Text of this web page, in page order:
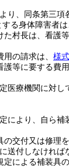
り、同条第三
る身体障害者は
村長は、看護
の請求は、 様
護等に要する費
医療機関に対
により、自ら補
交付又は修理
送付しなければ
による補装具